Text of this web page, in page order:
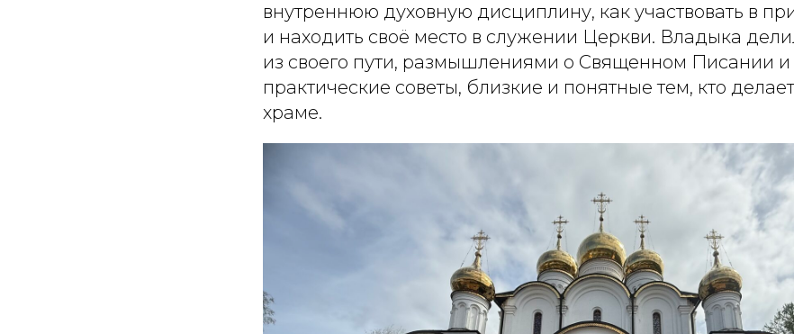
внутреннюю духовную дисциплину, как участвовать в
и находить своё место в служении Церкви. Владыка
из своего пути, размышлениями о Священном Писании и
практические советы, близкие и понятные тем, кто
храме.